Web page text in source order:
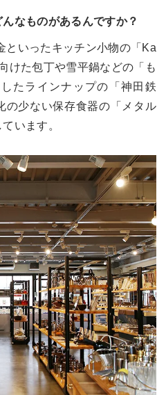
なものがあるんですか？
といったキッチン小物の「Ka
けた包丁や雪平鍋などの「も
たラインナップの「神田鉄
の少ない保存食器の「メタル
います。